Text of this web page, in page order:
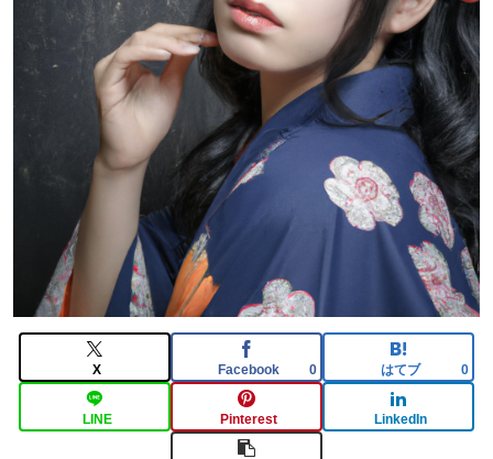
X Facebook 0 はてブ 0
LINE Pinterest LinkedIn